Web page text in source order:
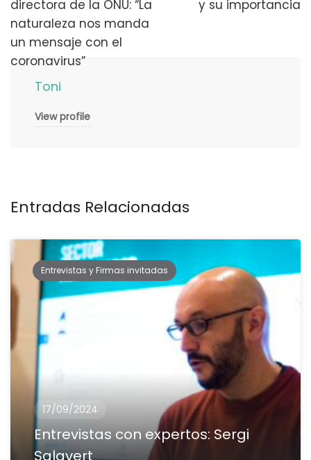
publicaciones
directora de la ONU: “La
naturaleza nos manda
un mensaje con el
coronavirus”
y su importancia
Toni
View profile
Entradas Relacionadas
Entrevistas y Firmas invitadas
17/09/2024
Entrevistas con expertos: Sergi
Salavert